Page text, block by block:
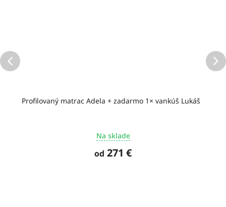
Profilovaný matrac Adela + zadarmo 1× vankúš Lukáš
Na sklade
od 271 €